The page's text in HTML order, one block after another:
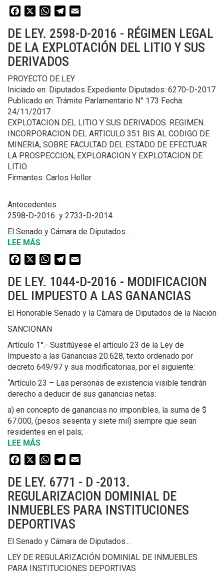
DE
LEY.
3844-
D-
2016
-
NACIONAL
A
LAS
MICRO,
PEQUEÑAS
Y
MEDIANAS
EMPRESAS
Facebook WhatsAppTelegram
DE LEY. 2598-D-2016 - RÉGIMEN LEGAL
DE LA EXPLOTACIÓN DEL LITIO Y SUS
DERIVADOS
PROYECTO DE LEY
Iniciado en: Diputados Expediente Diputados: 6270-D-2017
Publicado en: Trámite Parlamentario N° 173 Fecha:
24/11/2017
EXPLOTACION DEL LITIO Y SUS DERIVADOS. REGIMEN.
INCORPORACION DEL ARTICULO 351 BIS AL CODIGO DE
MINERIA, SOBRE FACULTAD DEL ESTADO DE EFECTUAR
LA PROSPECCION, EXPLORACION Y EXPLOTACION DE
LITIO.
Firmantes: Carlos Heller
Antecedentes:
2598-D-2016 y 2733-D-2014
El Senado y Cámara de Diputados...
LEE MÁS
DE
LEY.
2598-
D-
2016
-
LEGAL
DE
LA
EXPLOTACIÓN
LITIO
Y
SUS
DERIVADOS
Facebook WhatsAppTelegram
DE LEY. 1044-D-2016 - MODIFICACION
DEL IMPUESTO A LAS GANANCIAS
El Honorable Senado y la Cámara de Diputados de la Nación
SANCIONAN
Artículo 1°.- Sustitúyese el artículo 23 de la Ley de
Impuesto a las Ganancias 20.628, texto ordenado por
decreto 649/97 y sus modificatorias, por el siguiente:
“Artículo 23 – Las personas de existencia visible tendrán
derecho a deducir de sus ganancias netas:
a) en concepto de ganancias no imponibles, la suma de $
67.000, (pesos sesenta y siete mil) siempre que sean
residentes en el país;
LEE MÁS
DE
LEY.
1044-
D-
2016
-
MODIFICACION
DEL
IMPUESTO
A
LAS
Facebook WhatsAppTelegram
DE LEY. 6771 - D -2013.
REGULARIZACION DOMINIAL DE
INMUEBLES PARA INSTITUCIONES
DEPORTIVAS
El Senado y Cámara de Diputados...
LEY DE REGULARIZACIÓN DOMINIAL DE INMUEBLES
PARA INSTITUCIONES DEPORTIVAS